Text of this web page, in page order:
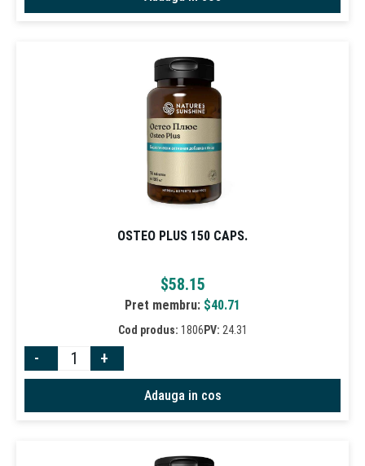
OSTEO PLUS 150 CAPS.
$58.15
Pret membru: $40.71
Cod produs: 1806 PV: 24.31
- +
Adauga in cos